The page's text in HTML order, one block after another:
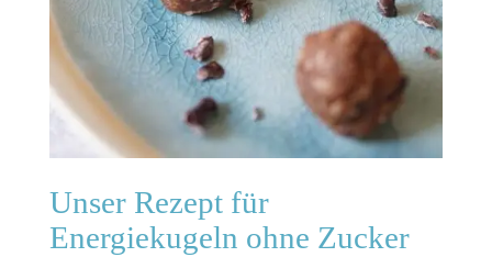
Unser Rezept für
Energiekugeln ohne Zucker